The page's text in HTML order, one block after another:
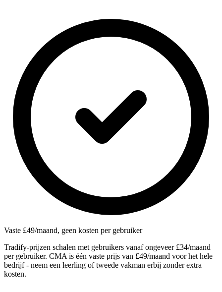
Vaste £49/maand, geen kosten per gebruiker
Tradify-prijzen schalen met gebruikers vanaf ongeveer £34/maand
per gebruiker. CMA is één vaste prijs van £49/maand voor het hele
bedrijf - neem een leerling of tweede vakman erbij zonder extra
kosten.